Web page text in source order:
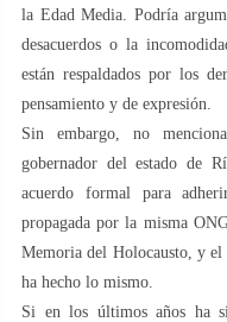
la Edad Media. Podría
desacuerdos o la
están respaldados por los
pensamiento y de expresión.
Sin embargo, no
gobernador del estado de
acuerdo formal para
propagada por la misma
Memoria del Holocausto, y el
ha hecho lo mismo.
Si en los últimos años ha